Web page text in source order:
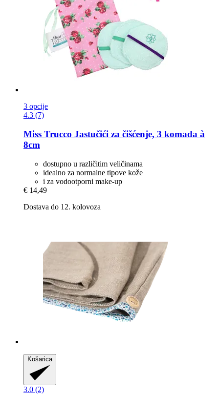
3 opcije
4.3 (7)
Miss Trucco Jastučići za čišćenje, 3 komada à
8cm
dostupno u različitim veličinama
idealno za normalne tipove kože
i za vodootporni make-up
€ 14,49
Dostava do 12. kolovoza
Košarica
3.0 (2)